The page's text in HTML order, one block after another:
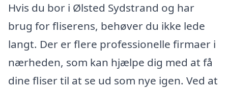
Hvis du bor i Ølsted Sydstrand og har
brug for fliserens, behøver du ikke lede
langt. Der er flere professionelle firmaer i
nærheden, som kan hjælpe dig med at få
dine fliser til at se ud som nye igen. Ved at